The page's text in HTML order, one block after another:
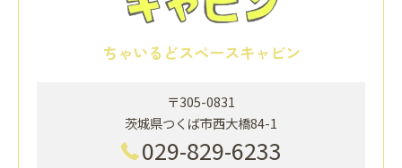
ちゃいるどスペースキャビン
〒305-0831
茨城県つくば市西大橋84-1
029-829-6233